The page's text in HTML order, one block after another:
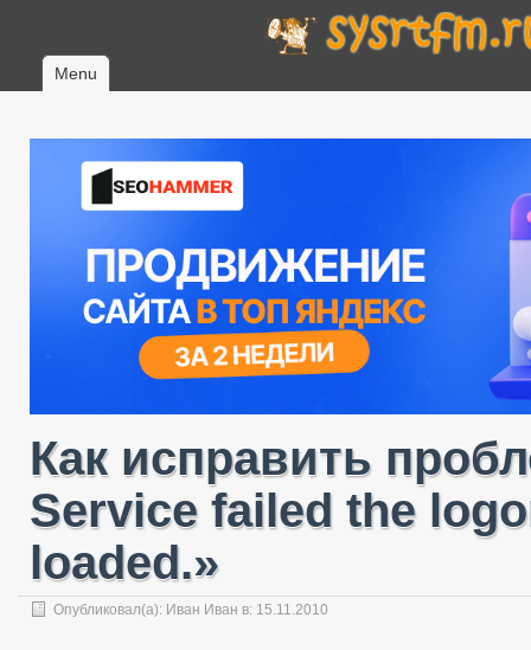
Menu
Как исправить
Service failed the
loaded.»
Опубликовал(а): Иван Иван в: 15.11.2010